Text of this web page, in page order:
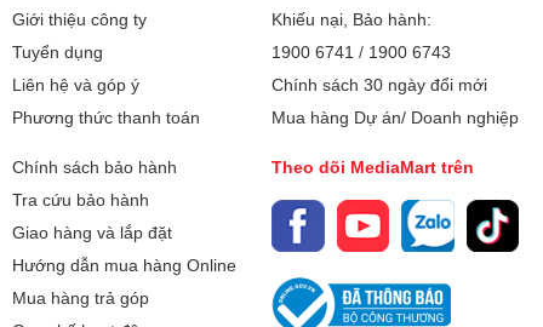
RAM: 12GB
Bộ nhớ: 512 GB
Quay phim:
ProRes, ghi hình kép
Chụp ảnh nâng
cao:
HDR 5, Deep Fusion, Chế độ chụp
ban đêm, Photonic Engine
Giới thiệu công ty
Tuyển dụng
Liên hệ và góp ý
Phương thức thanh toán
Khiếu nại, Bảo hành:
1900 6741 / 1900 6743
Chính sách 30 ngày đổi mới
Mua hàng Dự án/ Doanh nghiệp
Chính sách bảo hành
Tra cứu bảo hành
Giao hàng và lắp đặt
Hướng dẫn mua hàng Online
Mua hàng trả góp
Theo dõi MediaMart trên